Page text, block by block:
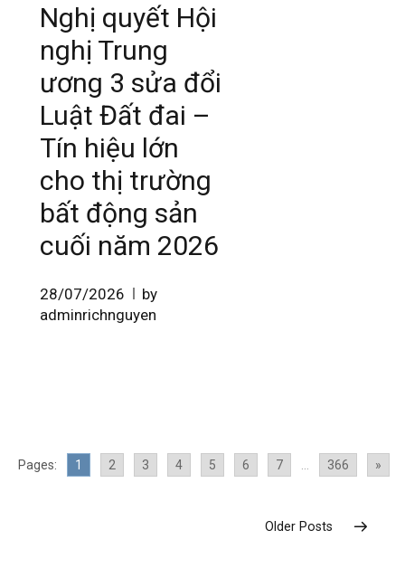
Nghị quyết Hội
nghị Trung
ương 3 sửa đổi
Luật Đất đai –
Tín hiệu lớn
cho thị trường
bất động sản
cuối năm 2026
28/07/2026
by
adminrichnguyen
Pages: 1 2 3 4 5 6 7 366 »
Older Posts